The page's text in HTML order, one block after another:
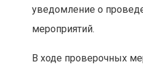
уведомление о
мероприятий.
В ходе проверочных